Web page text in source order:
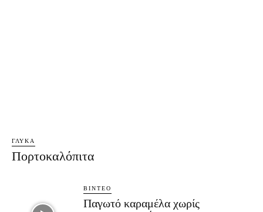
ΓΛΥΚΆ
Πορτοκαλόπιτα
ΒΊΝΤΕΟ
Παγωτό καραμέλα χωρίς